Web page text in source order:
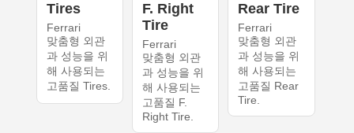
Tires
Ferrari
맞춤형 외관
과 성능을 위
해 사용되는
고품질 Tires.
F. Right
Tire
Ferrari
맞춤형 외관
과 성능을 위
해 사용되는
고품질 F.
Right Tire.
Rear Tire
Ferrari
맞춤형 외관
과 성능을 위
해 사용되는
고품질 Rear
Tire.